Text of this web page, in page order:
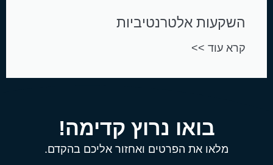
השקעות אלטרנטיביות
קרא עוד >>
בואו נרוץ קדימה!
מלאו את הפרטים ואחזור אליכם בהקדם.